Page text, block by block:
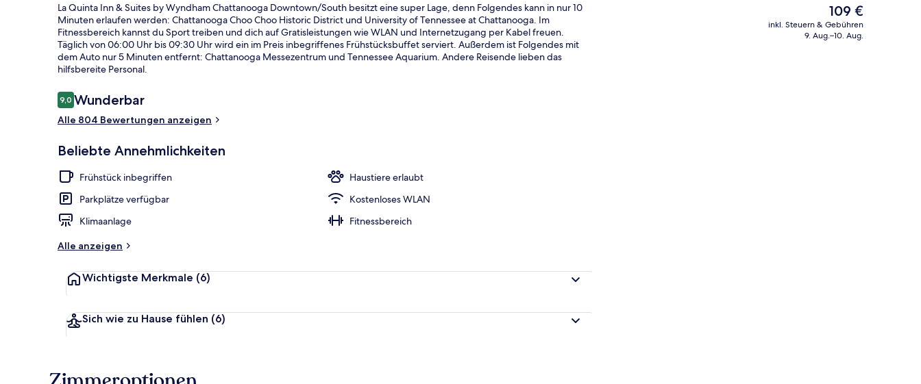
Ausstattung der Unterkunft Empfangssaal
La Quinta Inn & Suites by Wyndham Chattanooga Downtown/South besitzt eine super Lage, denn Folgendes kann in nur 10
Minuten erlaufen werden: Chattanooga Choo Choo Historic District und University of Tennessee at Chattanooga. Im
Fitnessbereich kannst du Sport treiben und dich auf Gratisleistungen wie WLAN und Internetzugang per Kabel freuen.
Täglich von 06:00 Uhr bis 09:30 Uhr wird ein im Preis inbegriffenes Frühstücksbuffet serviert. Außerdem ist Folgendes mit
dem Auto nur 5 Minuten entfernt: Chattanooga Messezentrum und Tennessee Aquarium. Andere Reisende lieben das
hilfsbereite Personal.
Bewertungen
9,09,0 von 10.
Wunderbar
Alle 804 Bewertungen anzeigen
Beliebte Annehmlichkeiten
Frühstück inbegriffen
Haustiere erlaubt
Parkplätze verfügbar
Kostenloses WLAN
Klimaanlage
Fitnessbereich
Alle anzeigen
Wichtigste Merkmale (6)
Sich wie zu Hause fühlen (6)
Der
aktuelle
Preis
109 €
inkl. Steuern & Gebühren
9. Aug.–10. Aug.